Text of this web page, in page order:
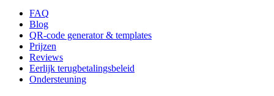
FAQ
Blog
QR-code generator & templates
Prijzen
Reviews
Eerlijk terugbetalingsbeleid
Ondersteuning